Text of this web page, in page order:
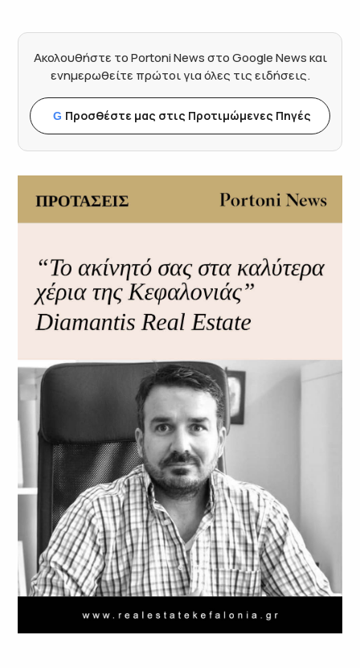
Ακολουθήστε το Portoni News στο Google News και
ενημερωθείτε πρώτοι για όλες τις ειδήσεις.
G Προσθέστε μας στις Προτιμώμενες Πηγές